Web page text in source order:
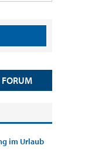
FORUM
im Urlaub